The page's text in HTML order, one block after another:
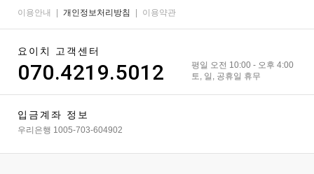
이용안내 개인정보처리방침 이용약관
요이치 고객센터
070.4219.5012
평일 오전 10:00 - 오후 4:00
토, 일, 공휴일 휴무
입금계좌 정보
우리은행 1005-703-604902